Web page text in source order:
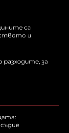
са
и
разходите, за